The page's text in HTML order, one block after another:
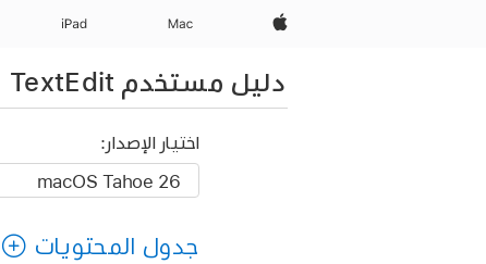
Apple‏
Mac
iPad‏
دليل مستخدم TextEdit
اختيار الإصدار:
جدول المحتويات